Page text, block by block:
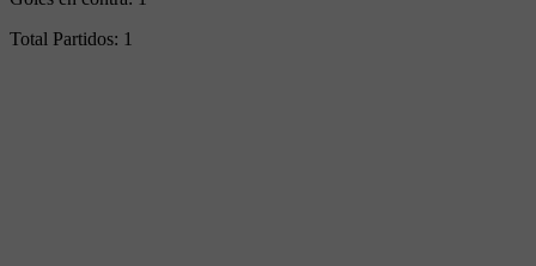
Total Partidos: 1